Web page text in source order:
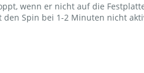
wenn er nicht auf die
den Spin bei 1-2 Minuten nicht